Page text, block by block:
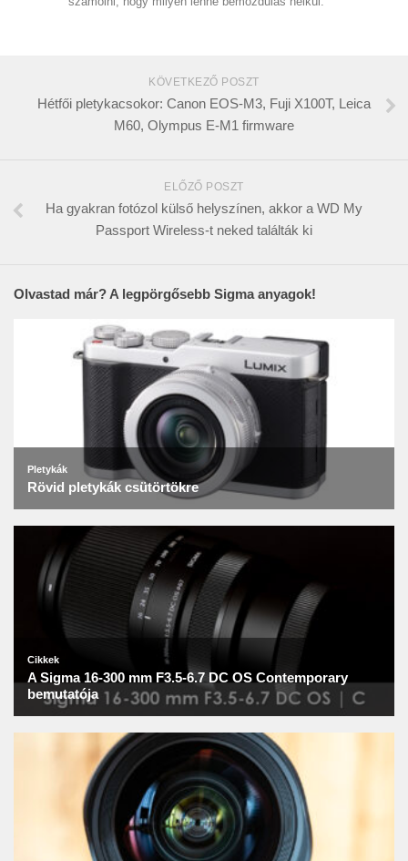
KÖVETKEZŐ POSZT
Hétfői pletykacsokor: Canon EOS-M3, Fuji X100T, Leica
M60, Olympus E-M1 firmware
ELŐZŐ POSZT
Ha gyakran fotózol külső helyszínen, akkor a WD My
Passport Wireless-t neked találták ki
Olvastad már? A legpörgősebb Sigma anyagok!